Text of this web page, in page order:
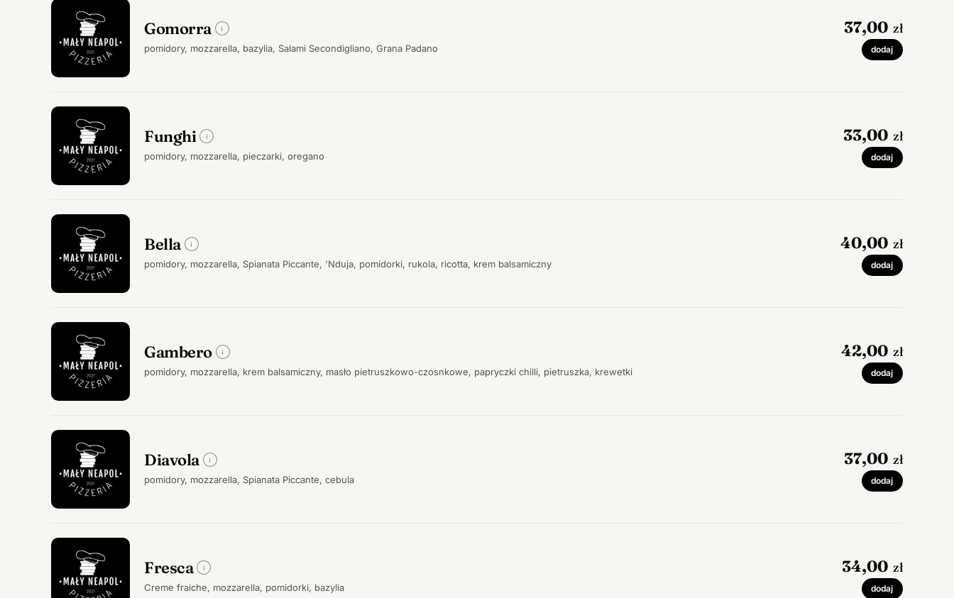
Gomorra
pomidory, mozzarella, bazylia, Salami Secondigliano, Grana Padano
37,00 zł
dodaj
Funghi
pomidory, mozzarella, pieczarki, oregano
33,00 zł
dodaj
Bella
pomidory, mozzarella, Spianata Piccante, 'Nduja, pomidorki, rukola, ricotta, krem balsamiczny
40,00 zł
dodaj
Gambero
pomidory, mozzarella, krem balsamiczny, masło pietruszkowo-czosnkowe, papryczki chilli, pietruszka, krewetki
42,00 zł
dodaj
Diavola
pomidory, mozzarella, Spianata Piccante, cebula
37,00 zł
dodaj
Fresca
Creme fraiche, mozzarella, pomidorki, bazylia
34,00 zł
dodaj